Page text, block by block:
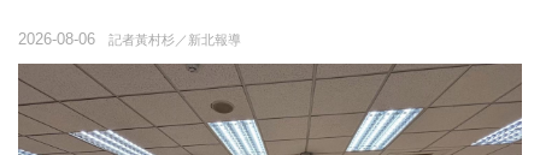
記者黃村杉／新北報導
2026-08-06